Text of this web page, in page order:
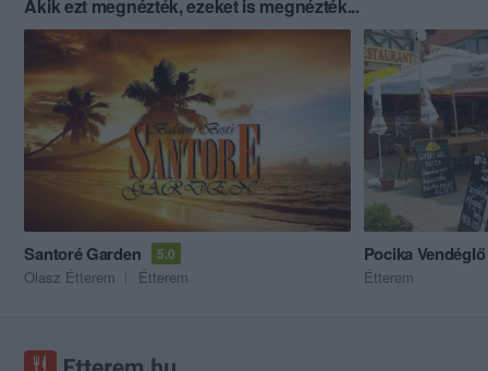
Akik ezt megnézték, ezeket is megnézték...
Santoré Garden 5.0
Olasz Étterem Étterem
Pocika Vendéglő
Étterem